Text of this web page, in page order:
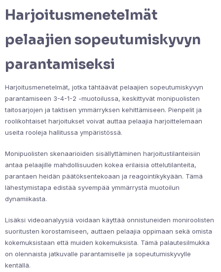
Harjoitusmenetelmät
pelaajien sopeutumiskyvyn
parantamiseksi
Harjoitusmenetelmät, jotka tähtäävät pelaajien sopeutumiskyvyn
parantamiseen 3-4-1-2 -muotoilussa, keskittyvät monipuolisten
taitosarjojen ja taktisen ymmärryksen kehittämiseen. Pienpelit ja
roolikohtaiset harjoitukset voivat auttaa pelaajia harjoittelemaan
useita rooleja hallitussa ympäristössä.
Monipuolisten skenaarioiden sisällyttäminen harjoitustilanteisiin
antaa pelaajille mahdollisuuden kokea erilaisia ottelutilanteita,
parantaen heidän päätöksentekoaan ja reagointikykyään. Tämä
lähestymistapa edistää syvempää ymmärrystä muotoilun
dynamiikasta.
Lisäksi videoanalyysiä voidaan käyttää onnistuneiden moniroolisten
suoritusten korostamiseen, auttaen pelaajia oppimaan sekä omista
kokemuksistaan että muiden kokemuksista. Tämä palautesilmukka
on olennaista jatkuvalle parantamiselle ja sopeutumiskyvylle
kentällä.